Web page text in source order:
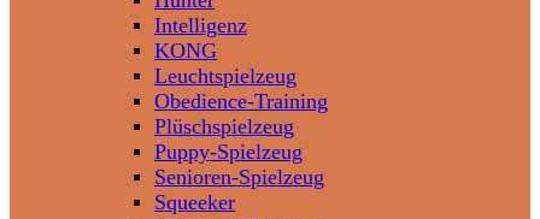
Intelligenz
KONG
Leuchtspielzeug
Obedience-Training
Plüschspielzeug
Puppy-Spielzeug
Senioren-Spielzeug
Squeeker